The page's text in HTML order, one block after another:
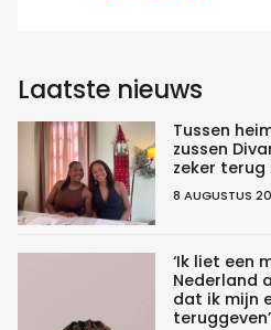
Laatste nieuws
Tussen
zussen
zeker
8 AUGUSTUS
‘Ik liet een
Nederland
dat ik mijn
teruggeven’